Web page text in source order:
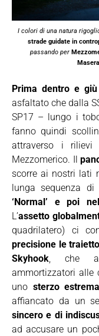
I colori di una natura
strade guidate in
passando per
Prima dentro e
asfaltato che dalla
SP17 – lungo i
fanno quindi
attraverso i
Mezzomerico. Il
scorre ai nostri lati
lunga sequenza di
‘Normal’ e poi
L’assetto
quadrilatero) ci
precisione le
Skyhook , che
ammortizzatori alle
uno sterzo
affiancato da un
sincero e di
ad accusare un